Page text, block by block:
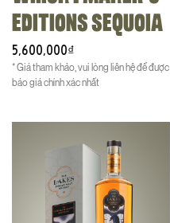
EDITIONS SEQUOIA
5,600,000₫
* Giá tham khảo, vui lòng liên hệ để được
báo giá chính xác nhất